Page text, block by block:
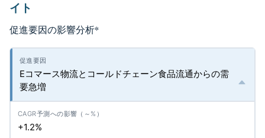
イト
促進要因の影響分析*
Eコマース物流とコールドチェーン食品流通からの需
要急増
+1.2%